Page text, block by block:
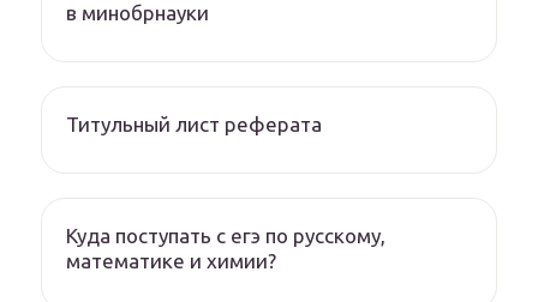
в минобрнауки
Титульный лист реферата
Куда поступать с егэ по русскому,
математике и химии?